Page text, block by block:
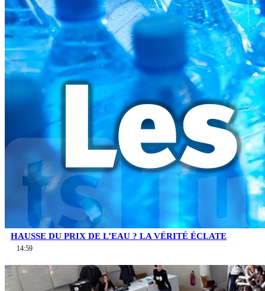
HAUSSE DU PRIX DE L’EAU ? LA VÉRITÉ ÉCLATE
14:59